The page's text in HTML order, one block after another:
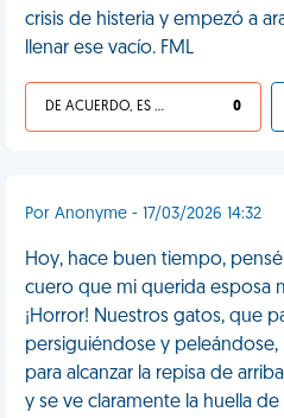
crisis de histeria y empezó a
llenar ese vacío. FML
DE ACUERDO, ES UNA VIDA HP 0
Por Anonyme - 17/03/2026 14:32
Hoy, hace buen tiempo,
cuero que mi querida esposa
¡Horror! Nuestros gatos, que
persiguiéndose y
para alcanzar la repisa de
y se ve claramente la huella de